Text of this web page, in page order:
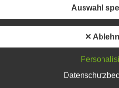
b) betroffene Person
Betroffene Person ist jede
Person, deren personenbezogene
Verantwortlichen verarbeitet werden.
Auswahl
✕